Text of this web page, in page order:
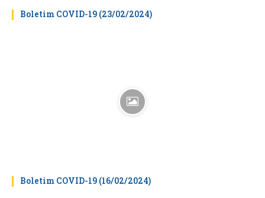
Boletim COVID-19 (23/02/2024)
Boletim COVID-19 (16/02/2024)